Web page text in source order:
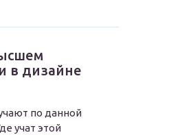
в дизайне
по данной
учат этой